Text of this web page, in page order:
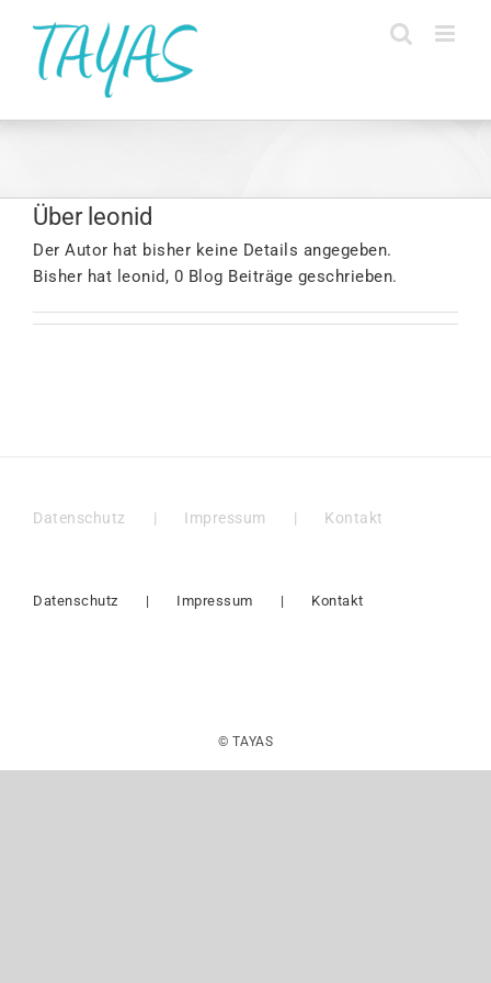
springen
Über leonid
Der Autor hat bisher keine Details angegeben.
Bisher hat leonid, 0 Blog Beiträge geschrieben.
Datenschutz Impressum Kontakt
Datenschutz Impressum Kontakt
© TAYAS